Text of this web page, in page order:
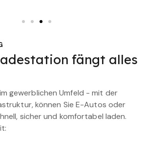
fängt alles
gewerblichen Umfeld - mit der
können Sie E-Autos oder
sicher und komfortabel laden.